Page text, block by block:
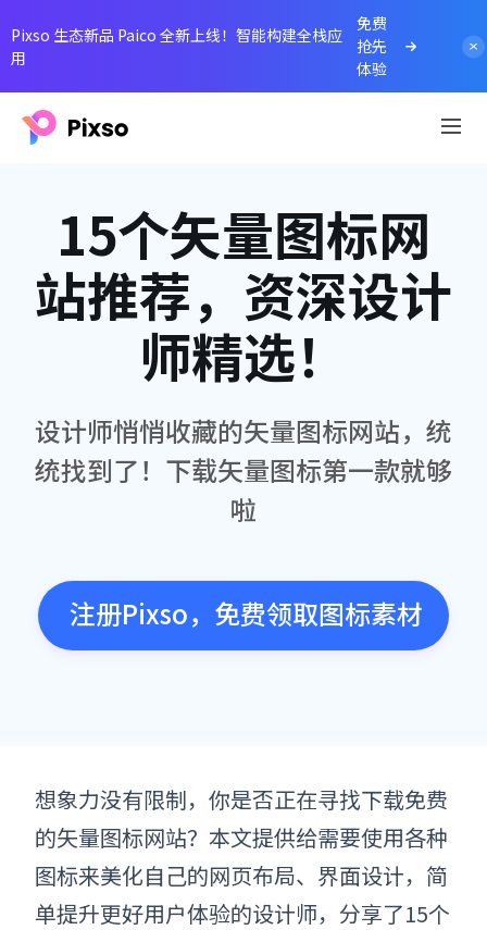
Pixso 生态新品 Paico 全新上线！智能构建全栈应
用
免费
抢先
体验
15个矢量图标网
站推荐，资深设计
师精选！
设计师悄悄收藏的矢量图标网站，统
统找到了！下载矢量图标第一款就够
啦
注册Pixso，免费领取图标素材
想象力没有限制，你是否正在寻找下载免费
的矢量图标网站？本文提供给需要使用各种
图标来美化自己的网页布局、界面设计，简
单提升更好用户体验的设计师，分享了15个